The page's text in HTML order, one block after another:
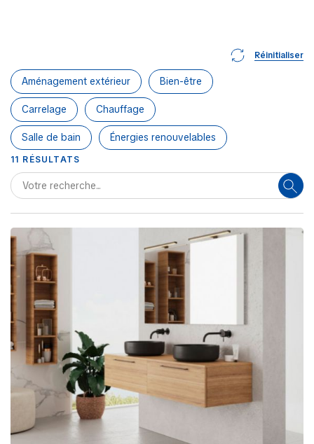
Aménagement extérieur Bien-être
Carrelage Chauffage
Salle de bain Énergies renouvelables
Réinitialiser
11 RÉSULTATS